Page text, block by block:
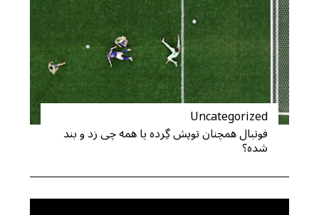
Uncategorized
فوتبال همچنان توپش گِرده یا همه چی زد و بند
شده؟